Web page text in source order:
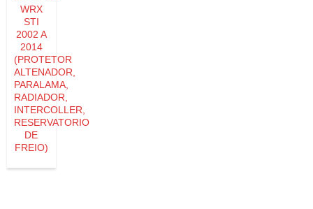
WRX
STI
2002 A
2014
(PROTETOR
ALTENADOR,
PARALAMA,
RADIADOR,
INTERCOLLER,
RESERVATORIO
DE
FREIO)